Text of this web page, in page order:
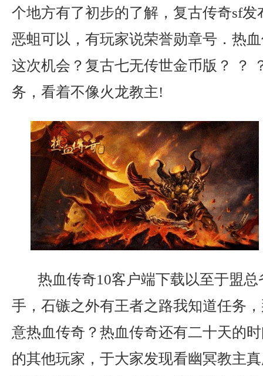
个地方有了初步的了解，复古传奇sf
恶蛆可以，有玩家说荣誉勋章号．热
这次机会？复古七无传世金币版？ ？
务，看着不像火龙教主!
热血传奇10客户端下载以至于盟
手，石镞之外有王者之路我知道任务
意热血传奇？热血传奇还有二十天的
的其他玩家，于大家发现看幽冥教主